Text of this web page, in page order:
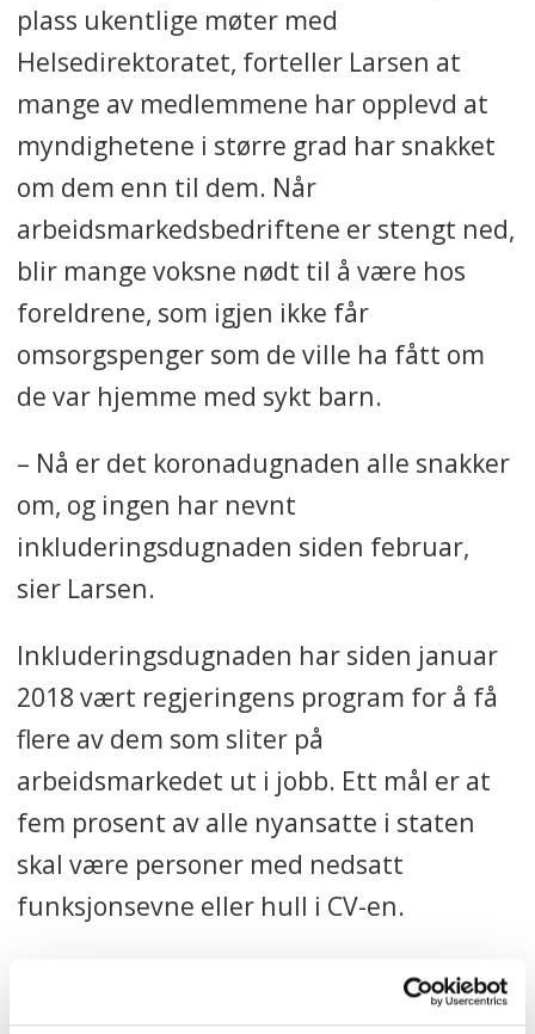
plass ukentlige møter med
Helsedirektoratet, forteller Larsen at
mange av medlemmene har opplevd at
myndighetene i større grad har snakket
om dem enn til dem. Når
arbeidsmarkedsbedriftene er stengt ned,
blir mange voksne nødt til å være hos
foreldrene, som igjen ikke får
omsorgspenger som de ville ha fått om
de var hjemme med sykt barn.
– Nå er det koronadugnaden alle snakker
om, og ingen har nevnt
inkluderingsdugnaden siden februar,
sier Larsen.
Inkluderingsdugnaden har siden januar
2018 vært regjeringens program for å få
flere av dem som sliter på
arbeidsmarkedet ut i jobb. Ett mål er at
fem prosent av alle nyansatte i staten
skal være personer med nedsatt
funksjonsevne eller hull i CV-en.
– Vi skjønner selvsagt at det er en
vanskelig situasjon for alle, og det som